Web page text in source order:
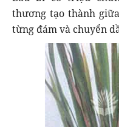
thương tạo thành
từng đám và chuyển